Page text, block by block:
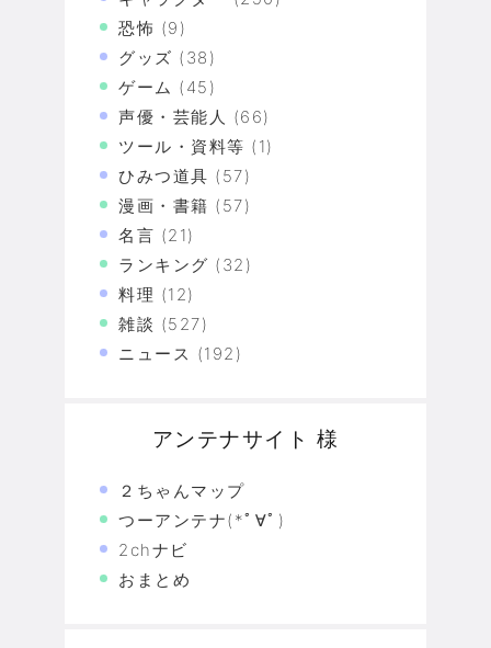
恐怖 (9)
グッズ (38)
ゲーム (45)
声優・芸能人 (66)
ツール・資料等 (1)
ひみつ道具 (57)
漫画・書籍 (57)
名言 (21)
ランキング (32)
料理 (12)
雑談 (527)
ニュース (192)
アンテナサイト 様
２ちゃんマップ
つーアンテナ(*ﾟ∀ﾟ)
2chナビ
おまとめ